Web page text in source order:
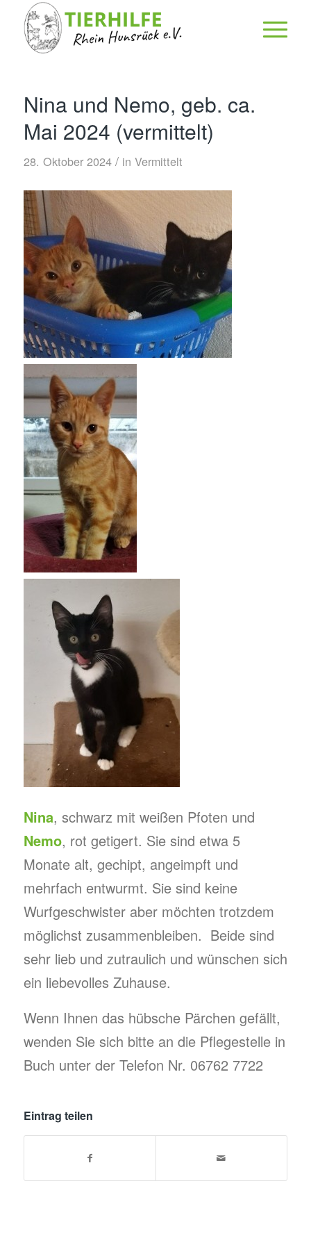
Nina und Nemo, geb. ca.
Mai 2024 (vermittelt)
28. Oktober 2024 / in Vermittelt
Nina, schwarz mit weißen Pfoten und
Nemo, rot getigert. Sie sind etwa 5
Monate alt, gechipt, angeimpft und
mehrfach entwurmt. Sie sind keine
Wurfgeschwister aber möchten trotzdem
möglichst zusammenbleiben. Beide sind
sehr lieb und zutraulich und wünschen sich
ein liebevolles Zuhause.
Wenn Ihnen das hübsche Pärchen gefällt,
wenden Sie sich bitte an die Pflegestelle in
Buch unter der Telefon Nr. 06762 7722
Eintrag teilen